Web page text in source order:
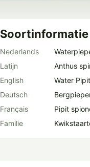
Soortinformatie
Nederlands
Latijn
Anthus
English
Water Pipit
Deutsch
Français
Pipit
Familie